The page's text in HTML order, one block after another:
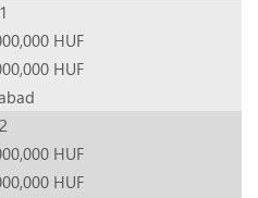
HUF
HUF
HUF
HUF